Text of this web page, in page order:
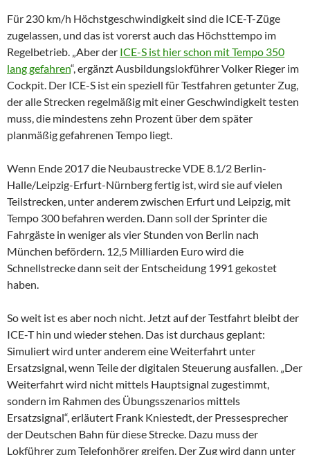
Für 230 km/h Höchstgeschwindigkeit sind die ICE-T-Züge
zugelassen, und das ist vorerst auch das Höchsttempo im
Regelbetrieb. „Aber der ICE-S ist hier schon mit Tempo 350
lang gefahren“, ergänzt Ausbildungslokführer Volker Rieger im
Cockpit. Der ICE-S ist ein speziell für Testfahren getunter Zug,
der alle Strecken regelmäßig mit einer Geschwindigkeit testen
muss, die mindestens zehn Prozent über dem später
planmäßig gefahrenen Tempo liegt.
Wenn Ende 2017 die Neubaustrecke VDE 8.1/2 Berlin-
Halle/Leipzig-Erfurt-Nürnberg fertig ist, wird sie auf vielen
Teilstrecken, unter anderem zwischen Erfurt und Leipzig, mit
Tempo 300 befahren werden. Dann soll der Sprinter die
Fahrgäste in weniger als vier Stunden von Berlin nach
München befördern. 12,5 Milliarden Euro wird die
Schnellstrecke dann seit der Entscheidung 1991 gekostet
haben.
So weit ist es aber noch nicht. Jetzt auf der Testfahrt bleibt der
ICE-T hin und wieder stehen. Das ist durchaus geplant:
Simuliert wird unter anderem eine Weiterfahrt unter
Ersatzsignal, wenn Teile der digitalen Steuerung ausfallen. „Der
Weiterfahrt wird nicht mittels Hauptsignal zugestimmt,
sondern im Rahmen des Übungsszenarios mittels
Ersatzsignal“, erläutert Frank Kniestedt, der Pressesprecher
der Deutschen Bahn für diese Strecke. Dazu muss der
Lokführer zum Telefonhörer greifen. Der Zug wird dann unter